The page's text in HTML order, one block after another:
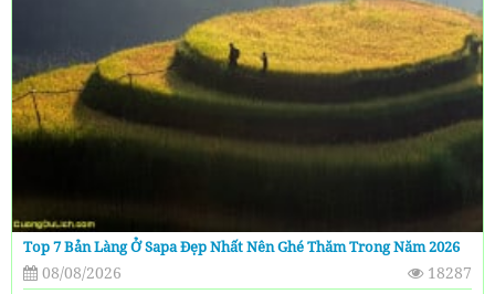
Top 7 Bản Làng Ở Sapa Đẹp Nhất Nên Ghé Thăm Trong Năm 2026
08/08/2026
18287